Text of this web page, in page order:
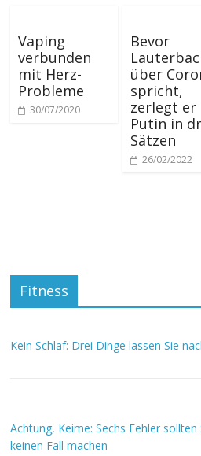
Vaping
verbunden
mit Herz-
Probleme
30/07/2020
Bevor
über
spricht,
zerlegt er
Putin in
Sätzen
26/02/2022
Fitness
Kein Schlaf: Drei Dinge lassen Sie
Achtung, Keime: Sechs Fehler
keinen Fall machen